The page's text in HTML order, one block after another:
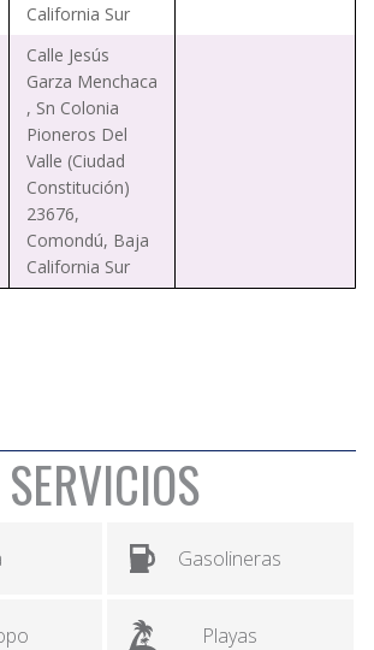
California Sur
Calle Jesús
Garza Menchaca
, Sn Colonia
Pioneros Del
Valle (Ciudad
Constitución)
23676,
Comondú, Baja
California Sur
SERVICIOS
Gasolineras
Playas